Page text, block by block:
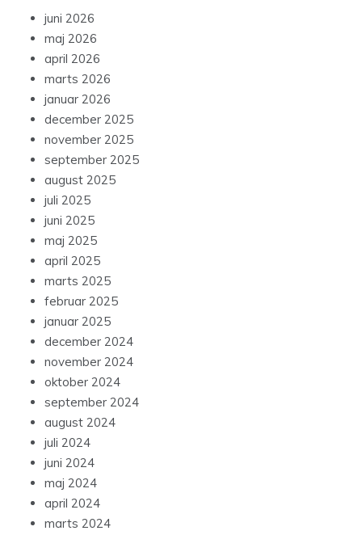
juni 2026
maj 2026
april 2026
marts 2026
januar 2026
december 2025
november 2025
september 2025
august 2025
juli 2025
juni 2025
maj 2025
april 2025
marts 2025
februar 2025
januar 2025
december 2024
november 2024
oktober 2024
september 2024
august 2024
juli 2024
juni 2024
maj 2024
april 2024
marts 2024